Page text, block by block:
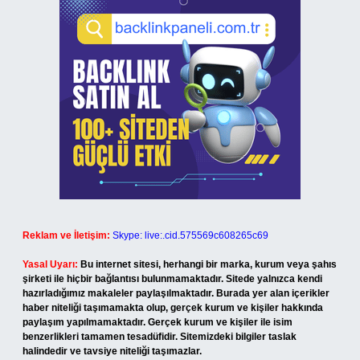
Reklam ve İletişim: Skype: live:.cid.575569c608265c69
Yasal Uyarı: Bu internet sitesi, herhangi bir marka, kurum veya şahıs
şirketi ile hiçbir bağlantısı bulunmamaktadır. Sitede yalnızca kendi
hazırladığımız makaleler paylaşılmaktadır. Burada yer alan içerikler
haber niteliği taşımamakta olup, gerçek kurum ve kişiler hakkında
paylaşım yapılmamaktadır. Gerçek kurum ve kişiler ile isim
benzerlikleri tamamen tesadüfidir. Sitemizdeki bilgiler taslak
halindedir ve tavsiye niteliği taşımazlar.